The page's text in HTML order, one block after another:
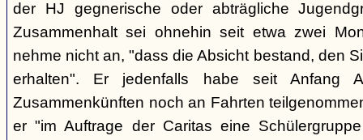
der HJ gegnerische oder abträgliche
Zusammenhalt sei ohnehin seit etwa zwei
nehme nicht an, "dass die Absicht bestand, den
erhalten". Er jedenfalls habe seit Anfang
Zusammenkünften noch an Fahrten
er "im Auftrage der Caritas eine